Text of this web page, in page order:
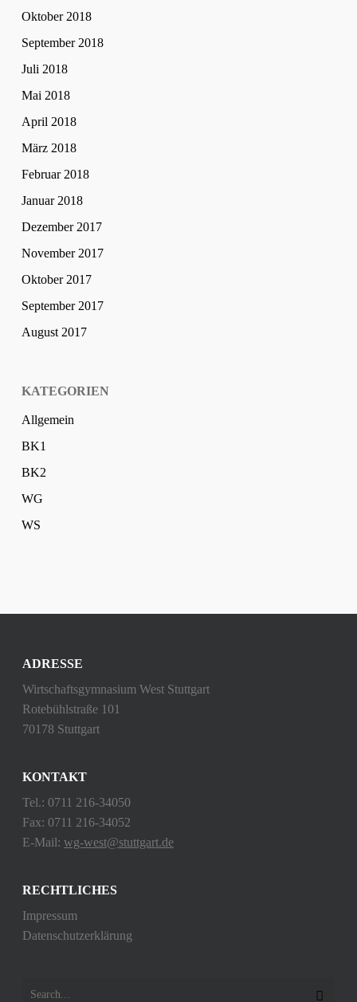
Oktober 2018
September 2018
Juli 2018
Mai 2018
April 2018
März 2018
Februar 2018
Januar 2018
Dezember 2017
November 2017
Oktober 2017
September 2017
August 2017
KATEGORIEN
Allgemein
BK1
BK2
WG
WS
ADRESSE
Wirtschaftsgymnasium West Stuttgart
Rotebühlstraße 101
70178 Stuttgart
KONTAKT
Tel.: 0711 216-34050
Fax: 0711 216-34052
E-Mail: wg-west@stuttgart.de
RECHTLICHES
Impressum
Datenschutzerklärung